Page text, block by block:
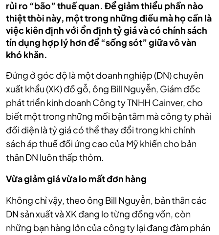
rủi ro “bão” thuế quan. Để giảm thiểu phần nào
thiệt thòi này, một trong những điều mà họ cần là
việc kiên định với ổn định tỷ giá và có chính sách
tín dụng hợp lý hơn để “sống sót” giữa vô vàn
khó khăn.
Đứng ở góc độ là một doanh nghiệp (DN) chuyên
xuất khẩu (XK) đồ gỗ, ông Bill Nguyễn, Giám đốc
phát triển kinh doanh Công ty TNHH Cainver, cho
biết một trong những mối bận tâm mà công ty phải
đối diện là tỷ giá có thể thay đổi trong khi chính
sách áp thuế đối ứng cao của Mỹ khiến cho bản
thân DN luôn thấp thỏm.
Vừagiảm giá vừa lo mất đơn hàng
Không chỉ vậy, theo ông Bill Nguyễn, bản thân các
DN sản xuất và XK đang lo từng đồng vốn, còn
những bạn hàng lớn của công ty lại đang đàm phán